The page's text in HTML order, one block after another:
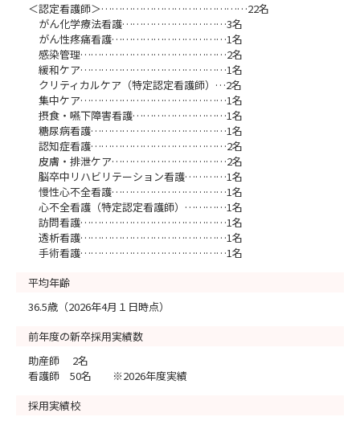
＜認定看護師＞……………………………………22名
がん化学療法看護…………………………3名
がん性疼痛看護……………………………1名
感染管理……………………………………2名
緩和ケア……………………………………1名
クリティカルケア（特定認定看護師）…2名
集中ケア……………………………………1名
摂食・嚥下障害看護………………………1名
糖尿病看護…………………………………1名
認知症看護…………………………………2名
皮膚・排泄ケア……………………………2名
脳卒中リハビリテーション看護…………1名
慢性心不全看護……………………………1名
心不全看護（特定認定看護師）…………1名
訪問看護……………………………………1名
透析看護……………………………………1名
手術看護……………………………………1名
平均年齢
36.5歳（2026年4月１日時点）
前年度の新卒採用実績数
助産師 2名
看護師 50名 ※2026年度実績
採用実績校